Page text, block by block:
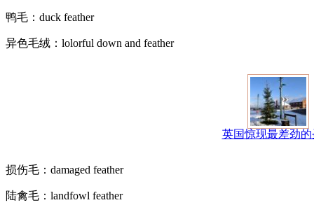
鸭毛：duck feather
异色毛绒：lolorful down and feather
英国惊现最差劲的
损伤毛：damaged feather
陆禽毛：landfowl feather